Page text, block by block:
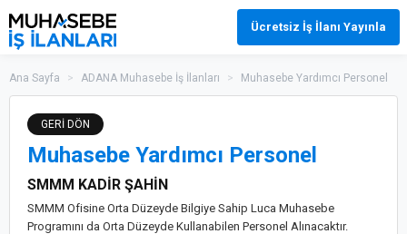
Ücretsiz İş İlanı Yayınla
Ana Sayfa > ADANA Muhasebe İş İlanları > Muhasebe Yardımcı Personel
GERİ DÖN
Muhasebe Yardımcı Personel
SMMM KADİR ŞAHİN
SMMM Ofisine Orta Düzeyde Bilgiye Sahip Luca Muhasebe
Programını da Orta Düzeyde Kullanabilen Personel Alınacaktır.